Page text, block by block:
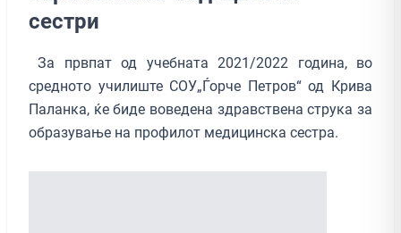
сестри
За првпат од учебната 2021/2022 година, во
средното училиште СОУ„Ѓорче Петров“ од Крива
Паланка, ќе биде воведена здравствена струка за
образување на профилот медицинска сестра.